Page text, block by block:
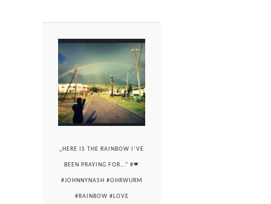
„HERE IS THE RAINBOW I’VE
BEEN PRAYING FOR…“ #❤
#JOHNNYNASH #OHRWURM
#RAINBOW #LOVE